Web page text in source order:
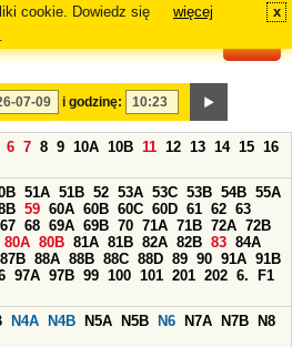
cookie. Dowiedz się
więcej x
i godzinę:
6 7 8 9 10A 10B 11 12 13 14 15 16
51A 51B 52 53A 53C 53B 54B 55A
59 60A 60B 60C 60D 61 62 63
67 68 69A 69B 70 71A 71B 72A 72B
80A 80B 81A 81B 82A 82B 83 84A
87B 88A 88B 88C 88D 89 90 91A 91B
97A 97B 99 100 101 201 202 6.
F1
N4A N4B N5A N5B N6 N7A N7B
N8